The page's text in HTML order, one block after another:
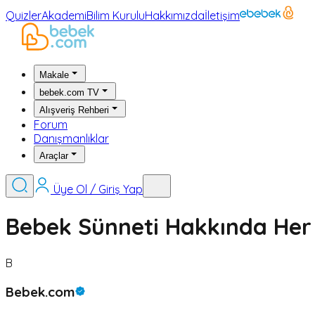
QuizlerAkademiBilim KuruluHakkımızdaİletişim
Makale
bebek.com TV
Alışveriş Rehberi
Forum
Danışmanlıklar
Araçlar
Üye Ol / Giriş Yap
Bebek Sünneti Hakkında
B
Bebek.com